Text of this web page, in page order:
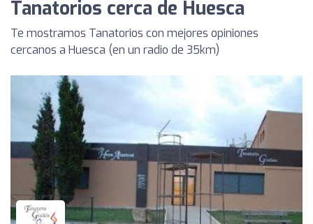
Tanatorios cerca de Huesca
Te mostramos Tanatorios con mejores opiniones
cercanos a Huesca (en un radio de 35km)